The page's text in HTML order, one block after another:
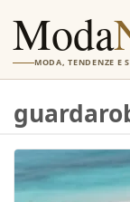
Moda
MODA, TENDENZE E